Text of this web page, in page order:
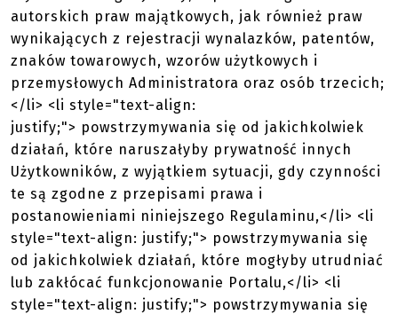
autorskich praw majątkowych, jak również praw
wynikających z rejestracji wynalazków, patentów,
znaków towarowych, wzorów użytkowych i
przemysłowych Administratora oraz osób trzecich;
</li> <li style="text-align:
justify;"> powstrzymywania się od jakichkolwiek
działań, które naruszałyby prywatność innych
Użytkowników, z wyjątkiem sytuacji, gdy czynności
te są zgodne z przepisami prawa i
postanowieniami niniejszego Regulaminu,</li> <li
style="text-align: justify;"> powstrzymywania się
od jakichkolwiek działań, które mogłyby utrudniać
lub zakłócać funkcjonowanie Portalu,</li> <li
style="text-align: justify;"> powstrzymywania się